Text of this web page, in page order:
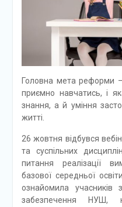
Головна мета реформи
приємно навчатись, і
знання, а й уміння
житті.
26 жовтня відбувся
та суспільних
питання реалізації
базової середньої
ознайомила
забезпечення НУШ,